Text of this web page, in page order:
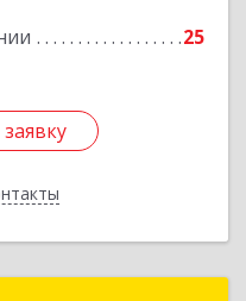
25
Подробнее